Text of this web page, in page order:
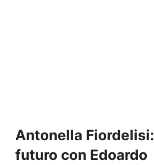
Antonella
futuro con Edoardo